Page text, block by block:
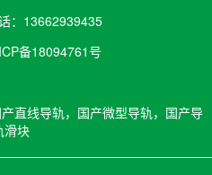
：13662939435
备18094761号
直线导轨，国产微型导轨，国产导
滑块